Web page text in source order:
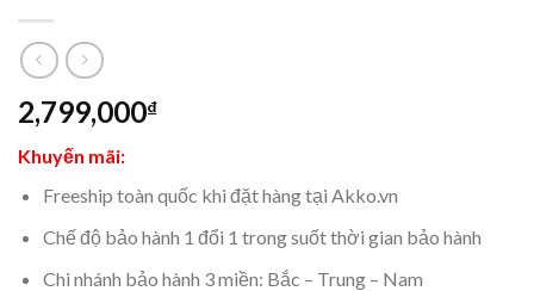
2,799,000₫
Khuyến mãi:
Freeship toàn quốc khi đặt hàng tại Akko.vn
Chế độ bảo hành 1 đổi 1 trong suốt thời gian bảo hành
Chi nhánh bảo hành 3 miền: Bắc – Trung – Nam